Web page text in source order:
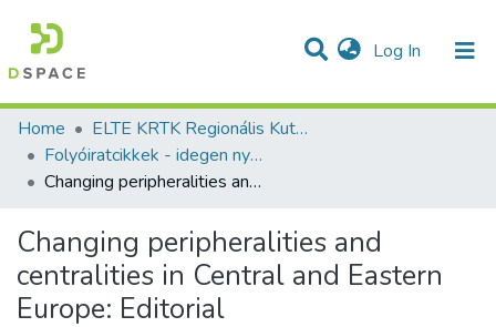
Log In (current)
Communities & Collections
Statistics
All of DSpace
Home
ELTE KRTK Regionális Kutatások Intézete
Folyóiratcikkek - idegen nyelvű (RKI)
Changing peripheralities and centralities in Central and Eastern Europe: Editorial
Changing peripheralities and
centralities in Central and Eastern
Europe: Editorial